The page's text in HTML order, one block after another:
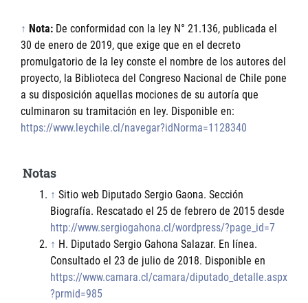
↑ Nota: De conformidad con la ley N° 21.136, publicada el
30 de enero de 2019, que exige que en el decreto
promulgatorio de la ley conste el nombre de los autores del
proyecto, la Biblioteca del Congreso Nacional de Chile pone
a su disposición aquellas mociones de su autoría que
culminaron su tramitación en ley. Disponible en:
https://www.leychile.cl/navegar?idNorma=1128340
Notas
↑ Sitio web Diputado Sergio Gaona. Sección
Biografía. Rescatado el 25 de febrero de 2015 desde
http://www.sergiogahona.cl/wordpress/?page_id=7
↑ H. Diputado Sergio Gahona Salazar. En línea.
Consultado el 23 de julio de 2018. Disponible en
https://www.camara.cl/camara/diputado_detalle.aspx
?prmid=985